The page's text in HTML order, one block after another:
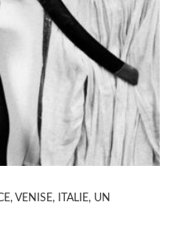
VENISE, ITALIE, UN